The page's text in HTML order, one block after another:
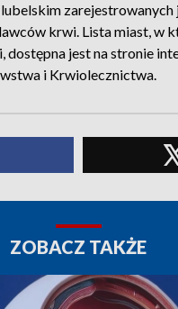
zarejestrowanych
krwi. Lista miast, w
dostępna jest na stronie
i Krwiolecznictwa.
ZOBACZ TAKŻE